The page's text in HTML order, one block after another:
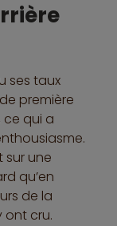
ses taux
première
ce qui a
sur une
qu’en
de la
ont cru.